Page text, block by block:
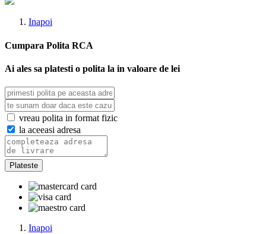
Inapoi
Cumpara Polita RCA
Ai ales sa platesti o polita la in valoare de lei
vreau polita in format fizic
la aceeasi adresa
Plateste
Inapoi